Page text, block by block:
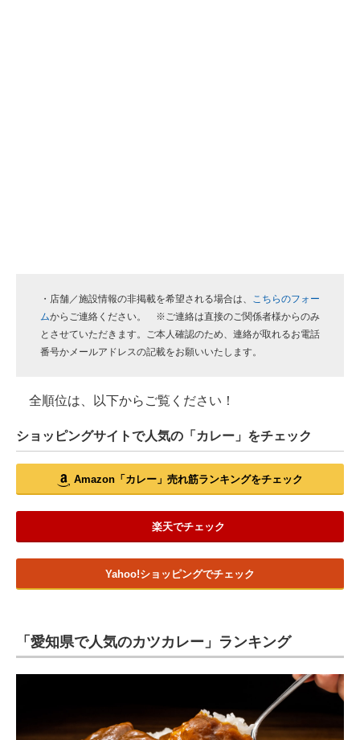
・店舗／施設情報の非掲載を希望される場合は、 こちらのフォー
ムからご連絡ください。 ※ご連絡は直接のご関係者様からのみ
とさせていただきます。ご本人確認のため、連絡が取れるお電話
番号かメールアドレスの記載をお願いいたします。
全順位は、以下からご覧ください！
ショッピングサイトで人気の「カレー」をチェック
Amazon「カレー」売れ筋ランキングをチェック
楽天でチェック
Yahoo!ショッピングでチェック
「愛知県で人気のカツカレー」ランキング